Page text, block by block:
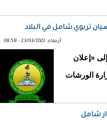
تربوي شامل في البلاد
أربعاء, 23/03/2022 - 08:58
«إعلان
الورشات
شامل